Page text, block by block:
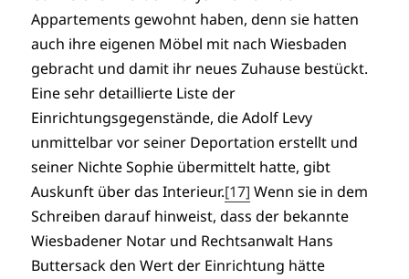
Appartements gewohnt haben, denn sie hatten
auch ihre eigenen Möbel mit nach Wiesbaden
gebracht und damit ihr neues Zuhause bestückt.
Eine sehr detaillierte Liste der
Einrichtungsgegenstände, die Adolf Levy
unmittelbar vor seiner Deportation erstellt und
seiner Nichte Sophie übermittelt hatte, gibt
Auskunft über das Interieur.[17] Wenn sie in dem
Schreiben darauf hinweist, dass der bekannte
Wiesbadener Notar und Rechtsanwalt Hans
Buttersack den Wert der Einrichtung hätte